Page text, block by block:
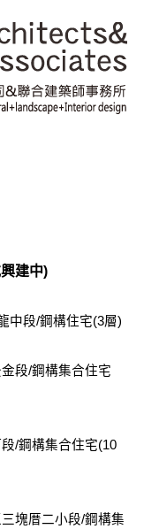
建中)
中段/鋼構住宅(3層)
段/鋼構集合住宅
/鋼構集合住宅(10
塊厝二小段/鋼構集